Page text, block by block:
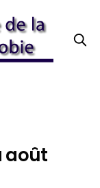
août